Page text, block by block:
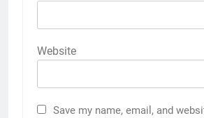
Website
Save my name, email, and